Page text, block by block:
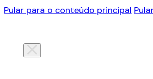
Pular para o conteúdo principal